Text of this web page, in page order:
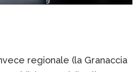
regionale (la Granaccia